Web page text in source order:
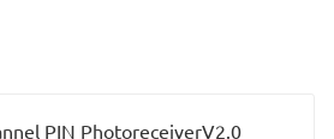
PIN PhotoreceiverV2.0